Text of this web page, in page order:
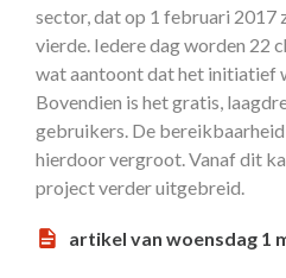
sector, dat op 1 februari 2017
vierde. Iedere dag worden 22
wat aantoont dat het initiatief
Bovendien is het gratis,
gebruikers. De
hierdoor vergroot. Vanaf dit
project verder uitgebreid.
artikel van woensdag 1